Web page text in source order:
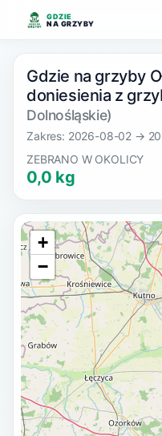
GDZIE
NA GRZYBY
Gdzie na grzyby
doniesienia z
Dolnośląskie)
Zakres: 2026-08-02 →
ZEBRANO W OKOLICY
0,0 kg
+
−